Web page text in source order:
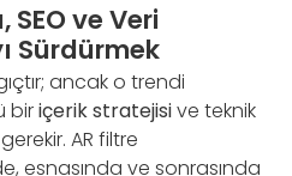
SEO ve Veri
Sürdürmek
ancak o trendi
biriçerik stratejisive teknik
AR filtre
esnasında ve sonrasında